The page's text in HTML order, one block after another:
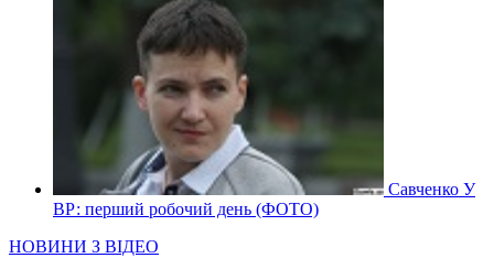
Савченко У
ВР: перший робочий день (ФОТО)
НОВИНИ З ВІДЕО